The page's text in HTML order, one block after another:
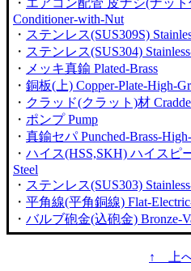
・ エアコン配管 皮ナシ(ナット
Conditioner-with-Nut
・ ステンレス(SUS309S)
・ ステンレス(SUS304)
・ メッキ真鍮 Plated-Brass
・ 銅板(上) Copper-Plate-High-
・ クラッド(クラット)材
・ ポンプ Pump
・ 真鍮セパ Punched-Brass-
・ ハイス(HSS,SKH) ハイスピ
Steel
・ ステンレス(SUS303)
・ 平角線(平角銅線) Flat-
・ バルブ砲金(込砲金) Bronze-
↑ 上